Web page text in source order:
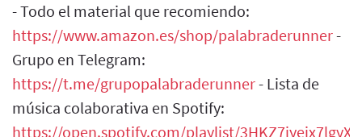
- Todo el material que recomiendo:
https://www.amazon.es/shop/palabraderunner-
Grupo en Telegram:
https://t.me/grupopalabraderunner- Lista de
música colaborativa en Spotify:
https://open.spotify.com/playlist/